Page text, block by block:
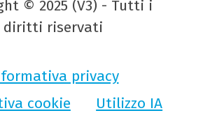
© 2025 (V3) - Tutti i
diritti riservati
privacy
cookie
Utilizzo IA